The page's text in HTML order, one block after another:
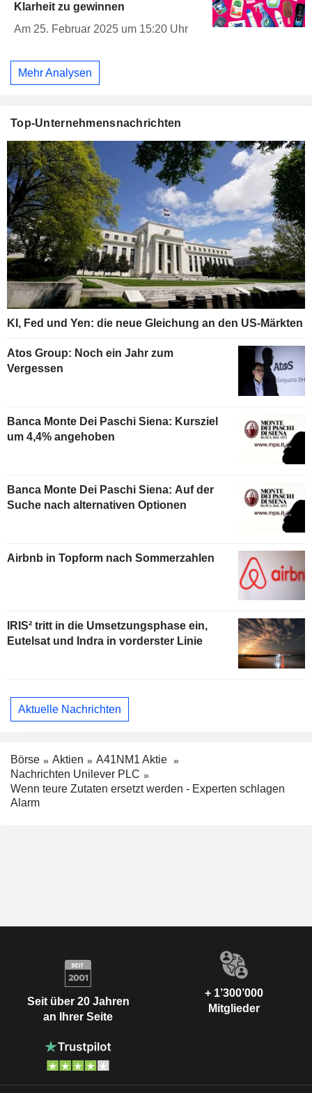
Klarheit zu gewinnen
Am 25. Februar 2025 um 15:20 Uhr
Mehr Analysen
Top-Unternehmensnachrichten
KI, Fed und Yen: die neue Gleichung an den US-Märkten
Atos Group: Noch ein Jahr zum
Vergessen
Banca Monte Dei Paschi Siena: Kursziel
um 4,4% angehoben
Banca Monte Dei Paschi Siena: Auf der
Suche nach alternativen Optionen
Airbnb in Topform nach Sommerzahlen
IRIS² tritt in die Umsetzungsphase ein,
Eutelsat und Indra in vorderster Linie
Aktuelle Nachrichten
Börse Aktien
A41NM1 Aktie
Nachrichten Unilever PLC
Wenn teure Zutaten ersetzt werden - Experten schlagen
Alarm
Seit über 20 Jahren
an Ihrer Seite
+ 1’300’000
Mitglieder